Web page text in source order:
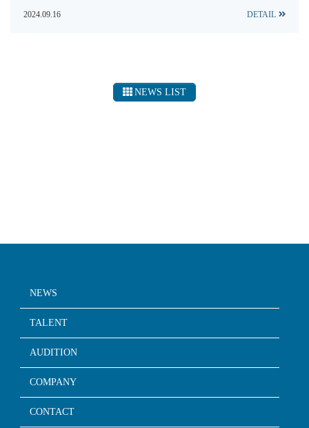
2024.09.16 DETAIL
NEWS LIST
NEWS
TALENT
AUDITION
COMPANY
CONTACT